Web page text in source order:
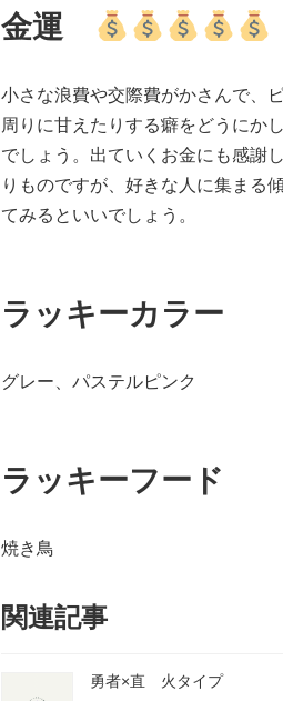
金運
小さな浪費や交際費がかさんで、
周りに甘えたりする癖をどうにか
でしょう。出ていくお金にも感謝
りものですが、好きな人に集まる
てみるといいでしょう。
ラッキーカラー
グレー、パステルピンク
ラッキーフード
焼き鳥
関連記事
勇者×直 火タイプ